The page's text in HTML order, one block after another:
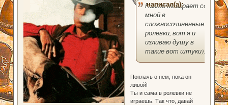
написал(а):
Никто не играет со
мной в
сложносочиненные
ролевки, вот я и
изливаю душу в
такие вот штуки))
Поплачь о нем, пока он
живой!
Ты и сама в ролевки не
играешь. Так что, давай